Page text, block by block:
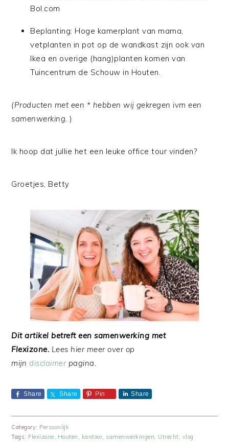
Bol.com
Beplanting: Hoge kamerplant van mama,
vetplanten in pot op de wandkast zijn ook van
Ikea en overige (hang)planten komen van
Tuincentrum de Schouw in Houten.
(Producten met een * hebben wij gekregen ivm een
samenwerking.)
Ik hoop dat jullie het een leuke office tour vinden?
Groetjes, Betty
Dit artikel betreft een samenwerking met
Flexizone. Lees hier meer over op
mijndisclaimerpagina.
Share Share Pin Share
Category: Persoonlijk
Tags: Flexizone Houten kantoor samenwerkingen Utrecht vlog